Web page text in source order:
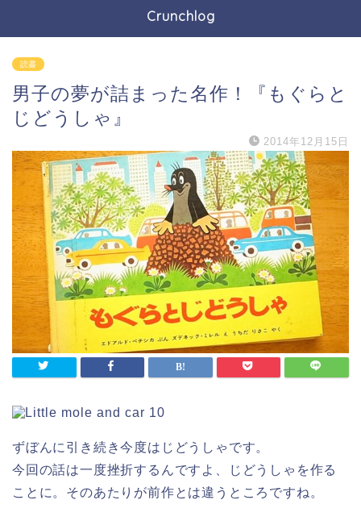
Crunchlog
読書
男子の夢が詰まった名作！『もぐらと
じどうしゃ』
2014年12月15日
ずぼんに引き続き今度はじどうしゃです。
今回の話は一度挫折するんですよ、じどうしゃを作る
ことに。そのあたりが前作とは違うところですね。